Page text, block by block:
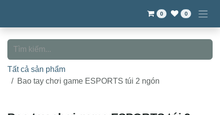
0 0
Tất cả sản phẩm
Bao tay chơi game ESPORTS túi 2 ngón